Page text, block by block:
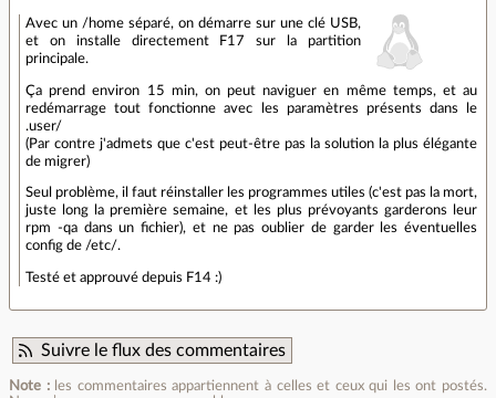
Avec un /home séparé, on démarre sur une clé USB,
et on installe directement F17 sur la partition
principale.
Ça prend environ 15 min, on peut naviguer en même temps, et au
redémarrage tout fonctionne avec les paramètres présents dans le
.user/
(Par contre j'admets que c'est peut-être pas la solution la plus élégante
de migrer)
Seul problème, il faut réinstaller les programmes utiles (c'est pas la mort,
juste long la première semaine, et les plus prévoyants garderons leur
rpm -qa dans un fichier), et ne pas oublier de garder les éventuelles
config de /etc/.
Testé et approuvé depuis F14 :)
Suivre le flux des commentaires
Note :les commentaires appartiennent à celles et ceux qui les ont postés.